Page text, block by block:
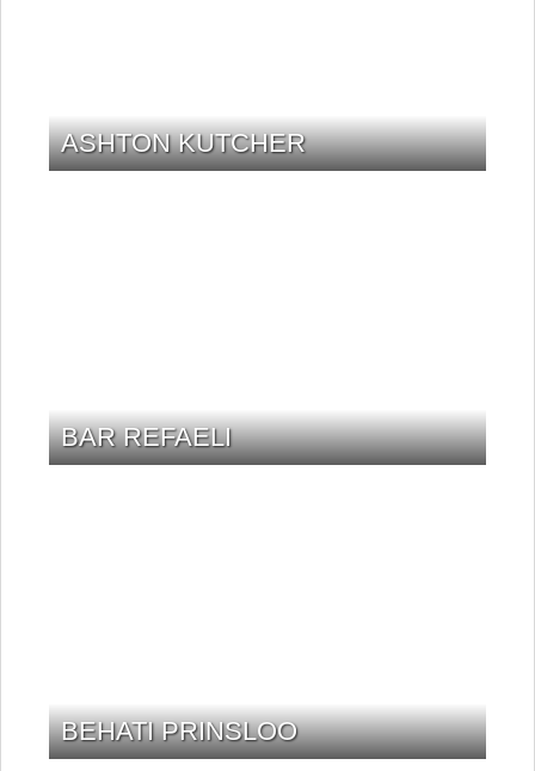
ASHTON KUTCHER
BAR REFAELI
BEHATI PRINSLOO